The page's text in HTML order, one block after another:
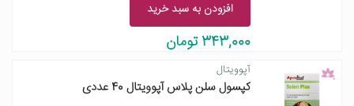
افزودن به سبد خرید
343,000 تومان
آپوویتال
کپسول سلن پلاس آپوویتال 40 عددی